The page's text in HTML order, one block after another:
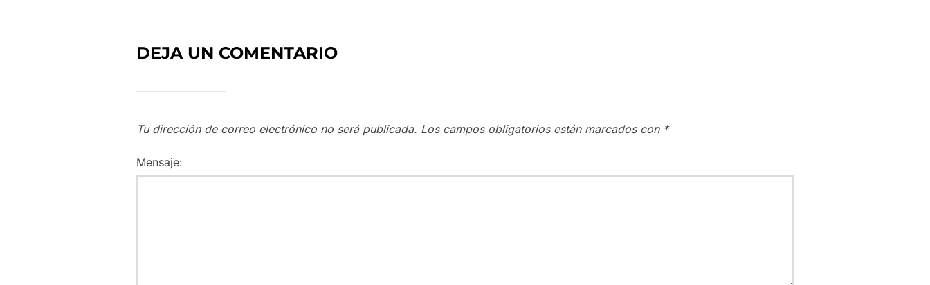
DEJA UN COMENTARIO
Tu dirección de correo electrónico no será publicada. Los campos obligatorios están marcados con *
Mensaje: